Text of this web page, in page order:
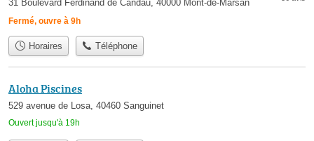
31 Boulevard Ferdinand de Candau, 40000 Mont-de-Marsan
Fermé, ouvre à 9h
Horaires Téléphone
Aloha Piscines
529 avenue de Losa, 40460 Sanguinet
Ouvert jusqu'à 19h